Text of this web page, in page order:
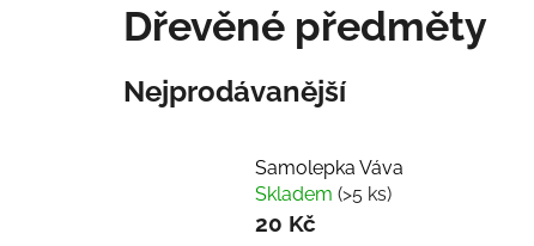
Dřevěné předměty
Nejprodávanější
Samolepka Váva
Skladem (>5 ks)
20 Kč